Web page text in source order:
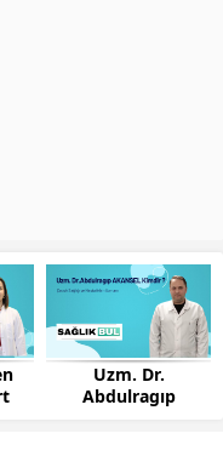
Uzm. Dr. İsmet
Sarıkaya Kimdir?